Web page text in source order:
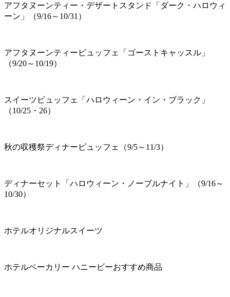
アフタヌーンティー・デザートスタンド「ダーク・ハロウィ
ーン」（9/16～10/31）
アフタヌーンティービュッフェ「ゴーストキャッスル」
（9/20～10/19）
スイーツビュッフェ「ハロウィーン・イン・ブラック」
（10/25・26）
秋の収穫祭ディナービュッフェ（9/5～11/3）
ディナーセット「ハロウィーン・ノーブルナイト」（9/16～
10/30）
ホテルオリジナルスイーツ
ホテルベーカリー ハニービーおすすめ商品